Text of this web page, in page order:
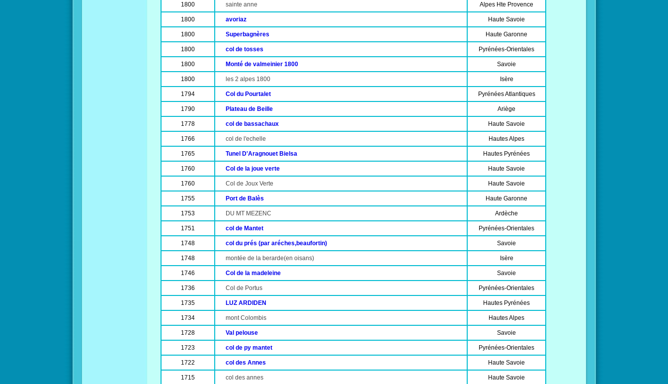
1800 sainte anne Alpes Hte Provence
1800 avoriaz Haute Savoie
1800 Superbagnères Haute Garonne
1800 col de tosses Pyrénées-Orientales
1800 Monté de valmeinier 1800 Savoie
1800 les 2 alpes 1800 Isère
1794 Col du Pourtalet Pyrénées Atlantiques
1790 Plateau de Beille Ariège
1778 col de bassachaux Haute Savoie
1766 col de l'echelle Hautes Alpes
1765 Tunel D'Aragnouet Bielsa Hautes Pyrénées
1760 Col de la joue verte Haute Savoie
1760 Col de Joux Verte Haute Savoie
1755 Port de Balès Haute Garonne
1753 DU MT MEZENC Ardèche
1751 col de Mantet Pyrénées-Orientales
1748 col du prés (par aréches,beaufortin) Savoie
1748 montée de la berarde(en oisans) Isère
1746 Col de la madeleine Savoie
1736 Col de Portus Pyrénées-Orientales
1735 LUZ ARDIDEN Hautes Pyrénées
1734 mont Colombis Hautes Alpes
1728 Val pelouse Savoie
1723 col de py mantet Pyrénées-Orientales
1722 col des Annes Haute Savoie
1715 col des annes Haute Savoie